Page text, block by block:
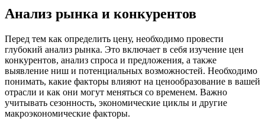
Анализ рынка и конкурентов
Перед тем как определить цену, необходимо провести
глубокий анализ рынка. Это включает в себя изучение цен
конкурентов, анализ спроса и предложения, а также
выявление ниш и потенциальных возможностей. Необходимо
понимать, какие факторы влияют на ценообразование в вашей
отрасли и как они могут меняться со временем. Важно
учитывать сезонность, экономические циклы и другие
макроэкономические факторы.